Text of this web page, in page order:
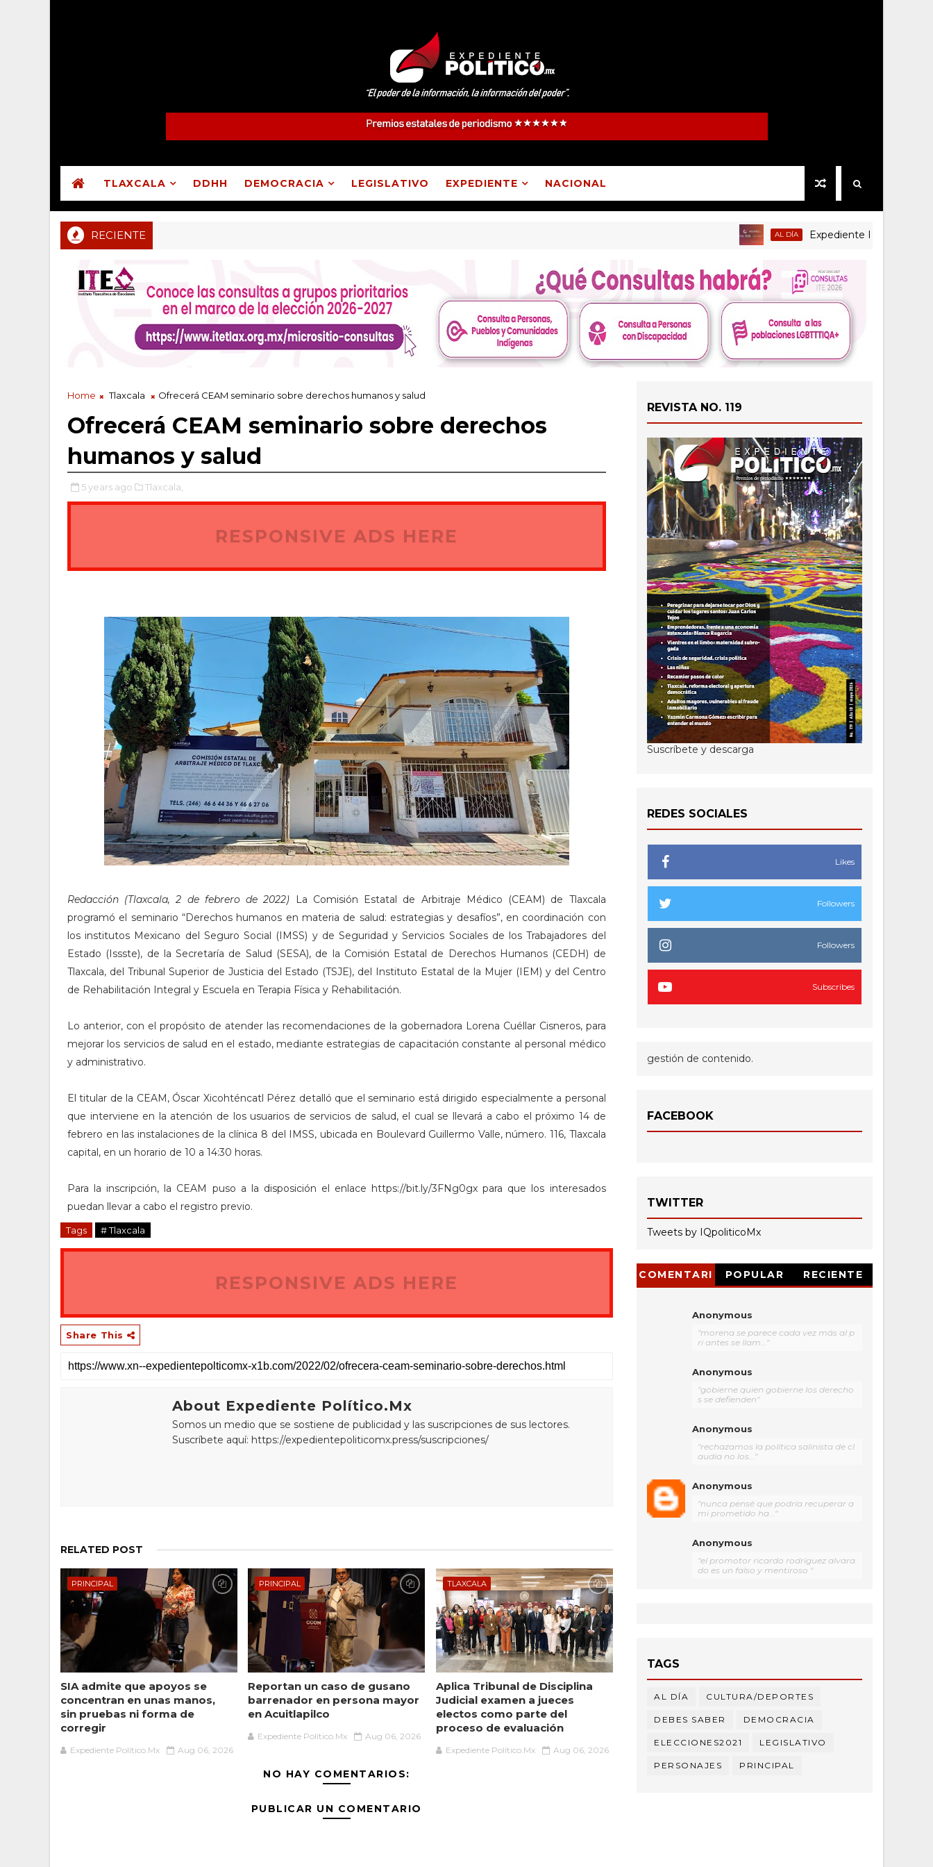
TLAXCALA DDHH DEMOCRACIA LEGISLATIVO EXPEDIENTE NACIONAL
RECIENTE AL DÍA Expediente Político.Mx no 1126
Home Tlaxcala Ofrecerá CEAM seminario sobre derechos humanos y salud
Ofrecerá CEAM seminario sobre derechos
humanos y salud
5 years ago Tlaxcala,
RESPONSIVE ADS HERE
Redacción (Tlaxcala, 2 de febrero de 2022)
La Comisión Estatal de Arbitraje Médico (CEAM) de Tlaxcala
programó el seminario “Derechos humanos en materia de salud: estrategias y desafíos”, en coordinación con
los institutos Mexicano del Seguro Social (IMSS) y de Seguridad y Servicios Sociales de los Trabajadores del
Estado (Issste), de la Secretaría de Salud (SESA), de la Comisión Estatal de Derechos Humanos (CEDH) de
Tlaxcala, del Tribunal Superior de Justicia del Estado (TSJE), del Instituto Estatal de la Mujer (IEM) y del Centro
de Rehabilitación Integral y Escuela en Terapia Física y Rehabilitación.
Lo anterior, con el propósito de atender las recomendaciones de la gobernadora Lorena Cuéllar Cisneros, para
mejorar los servicios de salud en el estado, mediante estrategias de capacitación constante al personal médico
y administrativo.
El titular de la CEAM, Óscar Xicohténcatl Pérez detalló que el seminario está dirigido especialmente a personal
que interviene en la atención de los usuarios de servicios de salud, el cual se llevará a cabo el próximo 14 de
febrero en las instalaciones de la clínica 8 del IMSS, ubicada en Boulevard Guillermo Valle, número. 116, Tlaxcala
capital, en un horario de 10 a 14:30 horas.
Para la inscripción, la CEAM puso a la disposición el enlace https://bit.ly/3FNg0gx para que los interesados
puedan llevar a cabo el registro previo.
Tags # Tlaxcala
RESPONSIVE ADS HERE
Share This
About Expediente Político.Mx
Somos un medio que se sostiene de publicidad y las suscripciones de sus lectores.
Suscríbete aquí: https://expedientepoliticomx.press/suscripciones/
RELATED POST
PRINCIPAL
SIA admite que apoyos se
concentran en unas manos,
sin pruebas ni forma de
corregir
Expediente Político.Mx Aug 06, 2026
PRINCIPAL
Reportan un caso de gusano
barrenador en persona mayor
en Acuitlapilco
Expediente Político.Mx Aug 06, 2026
TLAXCALA
Aplica Tribunal de Disciplina
Judicial examen a jueces
electos como parte del
proceso de evaluación
Expediente Político.Mx Aug 06, 2026
NO HAY COMENTARIOS:
PUBLICAR UN COMENTARIO
REVISTA NO. 119
Suscríbete y descarga
REDES SOCIALES
Likes
Followers
Followers
Subscribes
gestión de contenido.
FACEBOOK
TWITTER
Tweets by IQpoliticoMx
COMENTARI
POPULAR RECIENTE
Anonymous
"morena se parece cada vez más al p
ri antes se llam..."
Anonymous
"gobierne quien gobierne los derecho
s se defienden"
Anonymous
"rechazamos la política salinista de cl
audia no los..."
Anonymous
"nunca pensé que podría recuperar a
mi prometido ha..."
Anonymous
"el promotor ricardo rodríguez alvara
do es un falso y mentiroso "
TAGS
AL DÍA CULTURA/DEPORTES
DEBES SABER DEMOCRACIA
ELECCIONES2021 LEGISLATIVO
PERSONAJES PRINCIPAL